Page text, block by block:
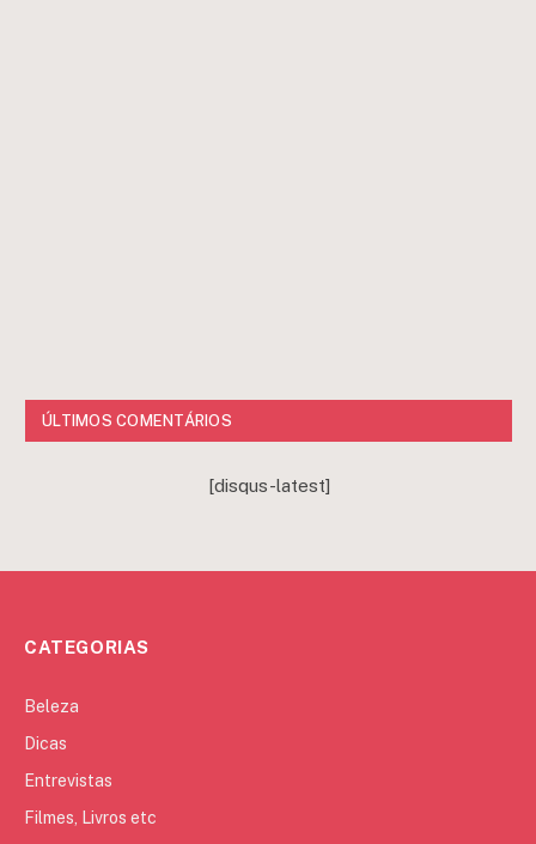
ÚLTIMOS COMENTÁRIOS
[disqus-latest]
CATEGORIAS
Beleza
Dicas
Entrevistas
Filmes, Livros etc